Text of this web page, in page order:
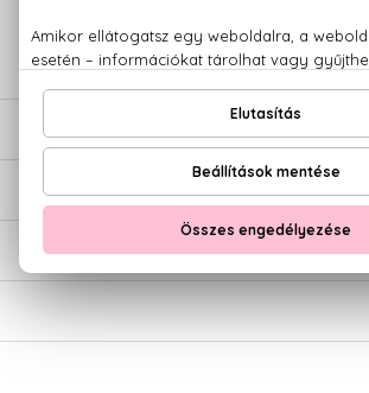
779 1926
ÉRTÉKELÉSEK (0)
SZÁLLÍTÁS